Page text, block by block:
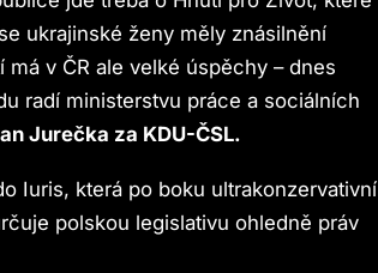
ukrajinské ženy měly znásilnění
v ČR ale velké úspěchy – dnes
radí ministerstvu práce a sociálních
Jurečka za KDU-ČSL.
Iuris, která po boku ultrakonzervativní
polskou legislativu ohledně práv